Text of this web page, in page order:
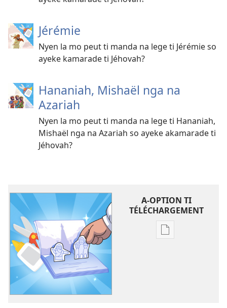
Jérémie
Nyen la mo peut ti manda na lege ti Jérémie so
ayeke kamarade ti Jéhovah?
Hananiah, Mishaël nga na
Azariah
Nyen la mo peut ti manda na lege ti Hananiah,
Mishaël nga na Azariah so ayeke akamarade ti
Jéhovah?
A-OPTION TI
TÉLÉCHARGEMENT
A-